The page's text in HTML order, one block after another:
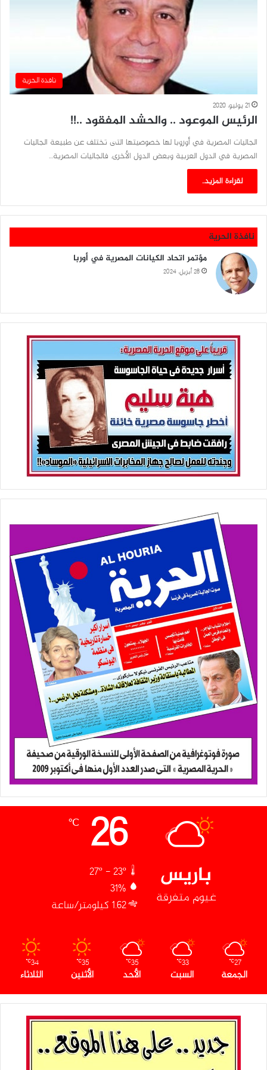
نافذة الحرية
21 يوليو، 2020
الرئيس الموعود .. والحشد المفقود ..!!
الجاليات المصرية في أوروبا لها خصوصيتها التى تختلف عن طبيعة الجاليات
المصرية في الدول العربية وبعض الدول الأخرى. فالجاليات المصرية…
لقراءة المزيد..
نافذة الحرية
مؤتمر اتحاد الكيانات المصرية في أوربا
28 أبريل، 2024
باريس
غيوم متفرقة
26
℃
27º - 23º
31%
1.62 كيلومتر/ساعة
27
℃
الجمعة
33
℃
السبت
35
℃
الأحد
35
℃
الأثنين
34
℃
الثلاثاء